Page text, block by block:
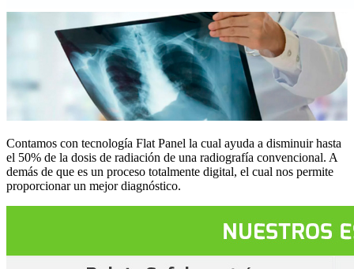
Contamos con tecnología Flat Panel la cual ayuda a disminuir hasta
el 50% de la dosis de radiación de una radiografía convencional. A
demás de que es un proceso totalmente digital, el cual nos permite
proporcionar un mejor diagnóstico.